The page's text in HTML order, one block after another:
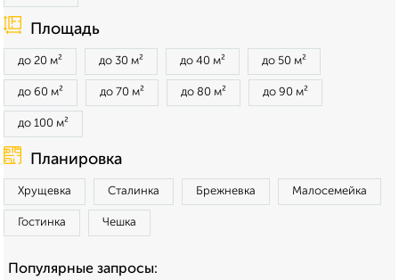
Площадь
до 20 м² до 30 м² до 40 м² до 50 м²
до 60 м² до 70 м² до 80 м² до 90 м²
до 100 м²
Планировка
Хрущевка Сталинка Брежневка Малосемейка
Гостинка Чешка
Популярные запросы: